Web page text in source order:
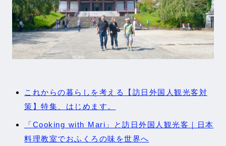
これからの暮らしを考える【訪日外国人観光客対
策】特集、はじめます。
「Cooking with Mari」と訪日外国人観光客｜日本
料理教室でおふくろの味を世界へ